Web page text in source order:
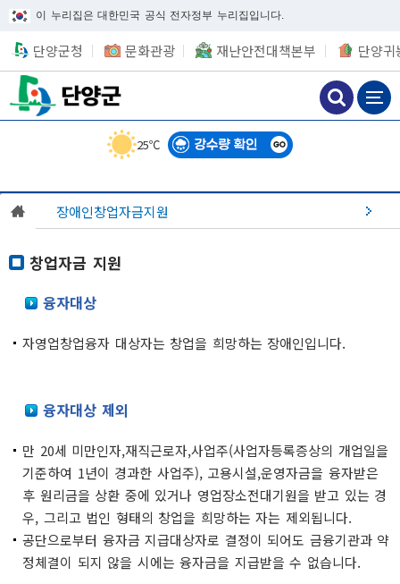
이 누리집은 대한민국 공식 전자정부 누리집입니다.
25℃
단양군청 문화관광 재난안전대책본부 단양귀
장애인창업자금지원
창업자금 지원
융자대상
자영업창업융자 대상자는 창업을 희망하는 장애인입니다.
융자대상 제외
만 20세 미만인자,재직근로자,사업주(사업자등록증상의 개업일을
기준하여 1년이 경과한 사업주), 고용시설,운영자금을 융자받은
후 원리금을 상환 중에 있거나 영업장소전대기원을 받고 있는 경
우, 그리고 법인 형태의 창업을 희망하는 자는 제외됩니다.
공단으로부터 융자금 지급대상자로 결정이 되어도 금융기관과 약
정체결이 되지 않을 시에는 융자금을 지급받을 수 없습니다.